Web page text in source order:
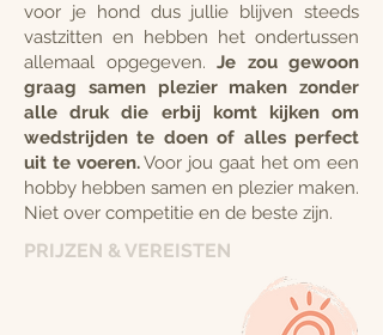
voor je hond dus jullie blijven steeds
vastzitten en hebben het ondertussen
allemaal opgegeven. Je zou gewoon
graag samen plezier maken zonder
alle druk die erbij komt kijken om
wedstrijden te doen of alles perfect
uit te voeren.Voor jou gaat het om een
hobby hebben samen en plezier maken.
Niet over competitie en de beste zijn.
PRIJZEN & VEREISTEN